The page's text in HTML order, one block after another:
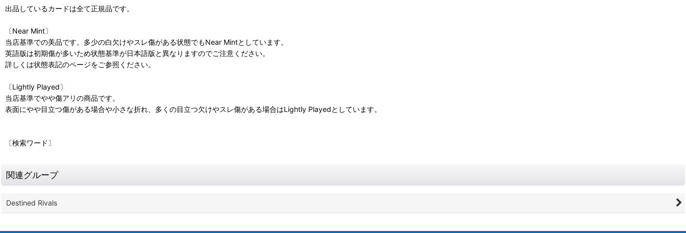
出品しているカードは全て正規品です。
〔Near Mint〕
当店基準での美品です。多少の白欠けやスレ傷がある状態でもNear Mintとしています。
英語版は初期傷が多いため状態基準が日本語版と異なりますのでご注意ください。
詳しくは状態表記のページをご参照ください。
〔Lightly Played〕
当店基準でやや傷アリの商品です。
表面にやや目立つ傷がある場合や小さな折れ、多くの目立つ欠けやスレ傷がある場合はLightly Playedとしています。
〔検索ワード〕
関連グループ
Destined Rivals